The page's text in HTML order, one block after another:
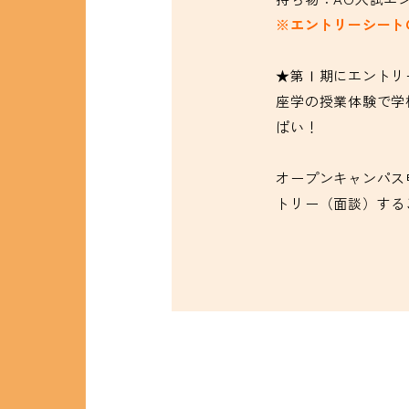
※エントリーシー
★第Ⅰ期にエントリ
座学の授業体験で
ぱい！
オープンキャンパ
トリー（面談）す